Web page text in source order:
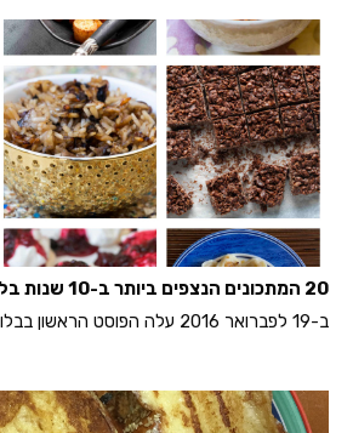
20 המתכונים הנצפים ביותר ב-10 שנות בלוג
ב-19 לפברואר 2016 עלה הפוסט הראשון בבלוג בשם "קופצת ליין".